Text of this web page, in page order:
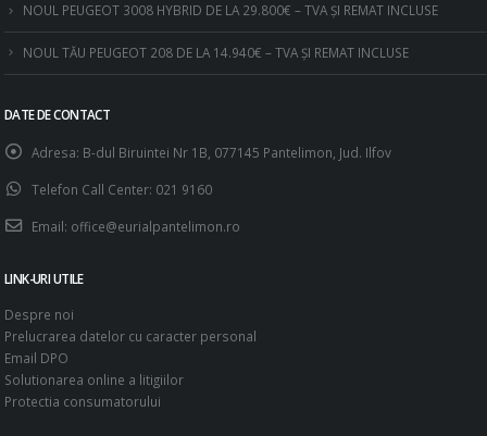
NOUL PEUGEOT 3008 HYBRID DE LA 29.800€ – TVA ȘI REMAT INCLUSE
NOUL TĂU PEUGEOT 208 DE LA 14.940€ – TVA ȘI REMAT INCLUSE
DATE DE CONTACT
Adresa: B-dul Biruintei Nr 1B, 077145 Pantelimon, Jud. Ilfov
Telefon Call Center: 021 9160
Email: office@eurialpantelimon.ro
LINK-URI UTILE
Despre noi
Prelucrarea datelor cu caracter personal
Email DPO
Solutionarea online a litigiilor
Protectia consumatorului